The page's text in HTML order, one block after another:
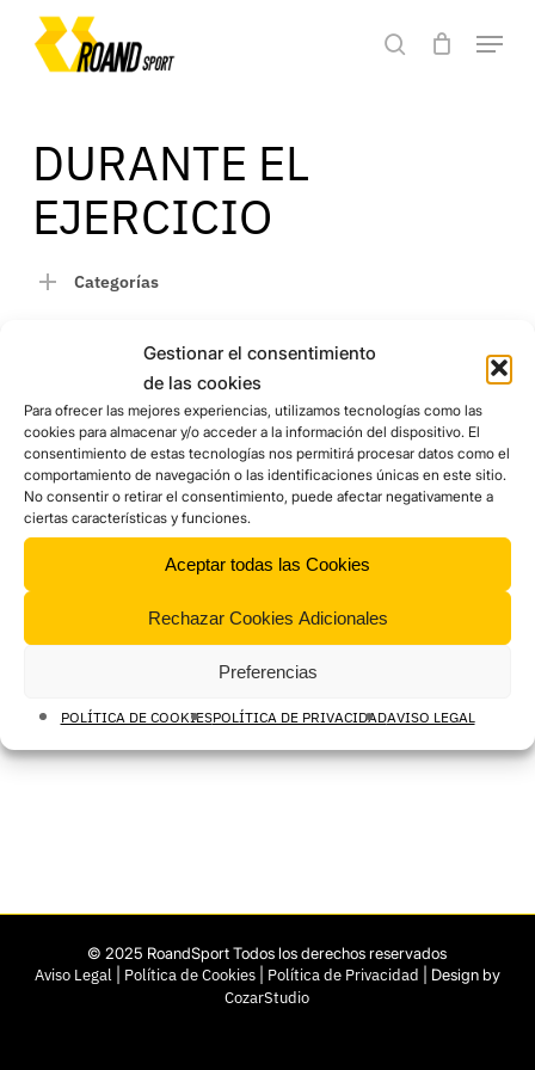
Gestionar el consentimiento
de las cookies
Para ofrecer las mejores experiencias, utilizamos tecnologías como las
cookies para almacenar y/o acceder a la información del dispositivo. El
consentimiento de estas tecnologías nos permitirá procesar datos como el
comportamiento de navegación o las identificaciones únicas en este sitio.
No consentir o retirar el consentimiento, puede afectar negativamente a
ciertas características y funciones.
Aceptar todas las Cookies
Rechazar Cookies Adicionales
Preferencias
POLÍTICA DE COOKIESPOLÍTICA DE PRIVACIDADAVISO LEGAL
Skip
main
search
Menu
DURANTE EL
EJERCICIO
Categorías
No se han encontrado productos que
coincidan con tu selección.
© 2025 RoandSport Todos los derechos reservados
Aviso Legal Política de Cookies| Política de Privacidad | Design by
CozarStudio